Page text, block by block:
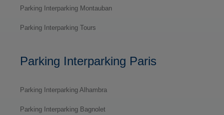
Parking Interparking Montauban
Parking Interparking Tours
Parking Interparking Paris
Parking Interparking Alhambra
Parking Interparking Bagnolet